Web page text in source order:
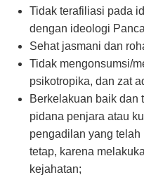
Tidak terafiliasi pada
dengan ideologi
Sehat jasmani dan
Tidak mengonsumsi/
psikotropika, dan zat
Berkelakuan baik dan
pidana penjara atau
pengadilan yang
tetap, karena
kejahatan;